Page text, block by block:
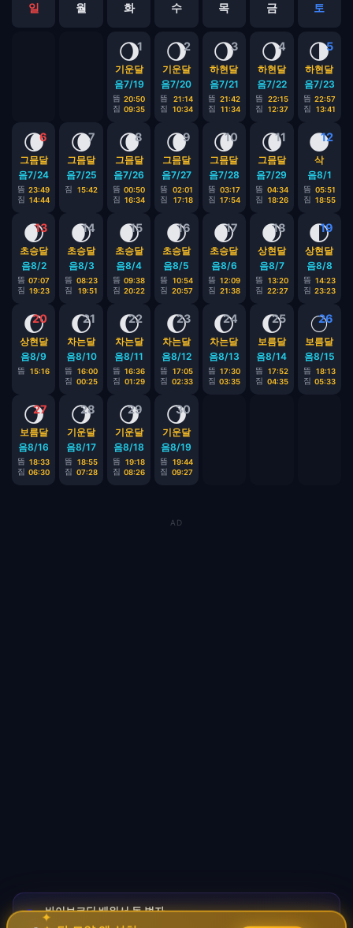
일 월 화 수 목 금 토
1
🌖
기운달
음7/19
뜸 20:50
짐 09:35
2
🌖
기운달
음7/20
뜸
21:14
짐
10:34
3
🌖
하현달
음7/21
뜸 21:42
짐
11:34
4
🌖
하현달
음7/22
뜸
22:15
짐
12:37
5
🌗
하현달
음7/23
뜸 22:57
짐
13:41
6
🌘
그믐달
음7/24
뜸 23:49
짐 14:44
7
🌘
그믐달
음7/25
짐 15:42
8
🌘
그믐달
음7/26
뜸 00:50
짐 16:34
9
🌘
그믐달
음7/27
뜸
02:01
짐
17:18
10
🌘
그믐달
음7/28
뜸 03:17
짐 17:54
11
🌘
그믐달
음7/29
뜸 04:34
짐
18:26
12
🌑
삭
음8/1
뜸 05:51
짐 18:55
13
🌒
초승달
음8/2
뜸 07:07
짐 19:23
14
🌒
초승달
음8/3
뜸 08:23
짐
19:51
15
🌒
초승달
음8/4
뜸 09:38
짐 20:22
16
🌒
초승달
음8/5
뜸
10:54
짐 20:57
17
🌒
초승달
음8/6
뜸 12:09
짐 21:38
18
🌒
상현달
음8/7
뜸
13:20
짐 22:27
19
🌓
상현달
음8/8
뜸 14:23
짐 23:23
20
🌔
상현달
음8/9
뜸 15:16
21
🌔
차는달
음8/10
뜸
16:00
짐 00:25
22
🌔
차는달
음8/11
뜸 16:36
짐 01:29
23
🌔
차는달
음8/12
뜸
17:05
짐 02:33
24
🌔
차는달
음8/13
뜸 17:30
짐 03:35
25
🌔
보름달
음8/14
뜸
17:52
짐 04:35
26
🌕
보름달
음8/15
뜸
18:13
짐 05:33
27
🌖
보름달
음8/16
뜸 18:33
짐 06:30
28
🌖
기운달
음8/17
뜸
18:55
짐 07:28
29
🌖
기운달
음8/18
뜸
19:18
짐 08:26
30
🌖
기운달
음8/19
뜸
19:44
짐 09:27
AD
🚀바이브코딩 배워서 돈 벌자
코딩 몰라도 AI로 자동화 수익 시스템 구축 · 무료
✦ ✧